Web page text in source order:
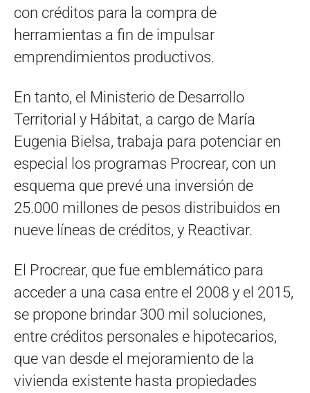
con créditos para la compra de
herramientas a fin de impulsar
emprendimientos productivos.
En tanto, el Ministerio de Desarrollo
Territorial y Hábitat, a cargo de María
Eugenia Bielsa, trabaja para potenciar en
especial los programas Procrear, con un
esquema que prevé una inversión de
25.000 millones de pesos distribuidos en
nueve líneas de créditos, y Reactivar.
El Procrear, que fue emblemático para
acceder a una casa entre el 2008 y el 2015,
se propone brindar 300 mil soluciones,
entre créditos personales e hipotecarios,
que van desde el mejoramiento de la
vivienda existente hasta propiedades